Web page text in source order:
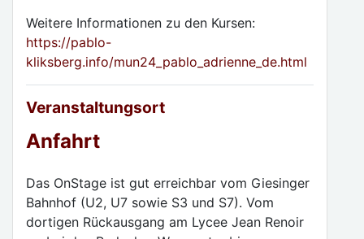
Weitere Informationen zu den Kursen:
https://pablo-
kliksberg.info/mun24_pablo_adrienne_de.html
Veranstaltungsort
Anfahrt
Das OnStage ist gut erreichbar vom Giesinger
Bahnhof (U2, U7 sowie S3 und S7). Vom
dortigen Rückausgang am Lycee Jean Renoir